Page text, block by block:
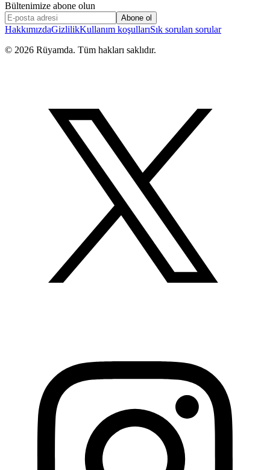
Bültenimize abone olun
Abone ol
HakkımızdaGizlilikKullanım koşullarıSık sorulan sorular
© 2026 Rüyamda. Tüm hakları saklıdır.